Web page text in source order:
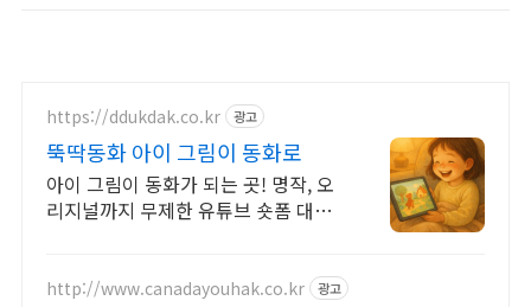
https://ddukdak.co.kr 광고
뚝딱동화 아이 그림이 동화로
아이 그림이 동화가 되는 곳! 명작, 오
리지널까지 무제한 유튜브 숏폼 대신
http://www.canadayouhak.co.kr 광고